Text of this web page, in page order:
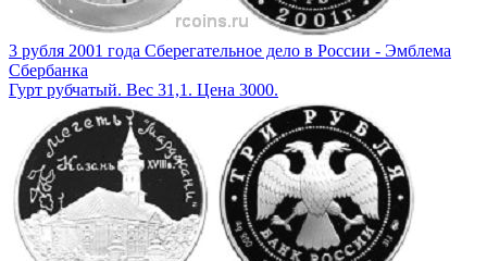
3 рубля 2001 года Сберегательное дело в России - Эмблема
Сбербанка
Гурт рубчатый. Вес 31,1. Цена 3000.